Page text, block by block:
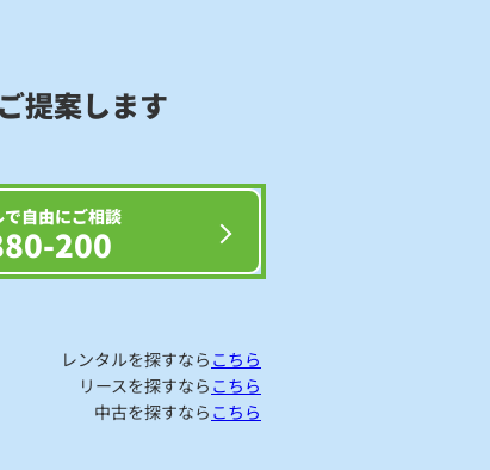
提案します
自由にご相談
200
レンタルを探すなら こちら
リースを探すなら こちら
中古を探すなら こちら